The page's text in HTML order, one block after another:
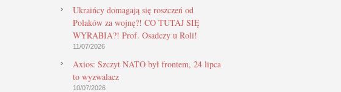
Ukraińcy domagają się roszczeń od
Polaków za wojnę?! CO TUTAJ SIĘ
WYRABIA?! Prof. Osadczy u Roli!
11/07/2026
Axios: Szczyt NATO był frontem, 24 lipca
to wyzwalacz
10/07/2026